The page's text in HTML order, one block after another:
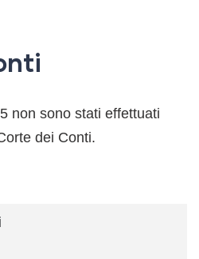
non sono stati effettuati
dei Conti.